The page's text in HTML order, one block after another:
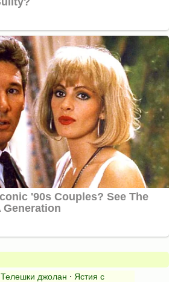
Телешки джолан ⋅ Ястия с
с
пюре